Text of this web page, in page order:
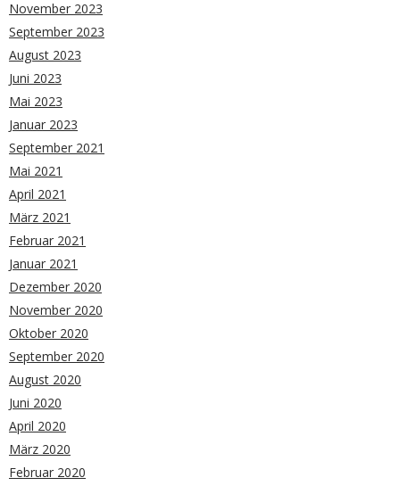
November 2023
September 2023
August 2023
Juni 2023
Mai 2023
Januar 2023
September 2021
Mai 2021
April 2021
März 2021
Februar 2021
Januar 2021
Dezember 2020
November 2020
Oktober 2020
September 2020
August 2020
Juni 2020
April 2020
März 2020
Februar 2020